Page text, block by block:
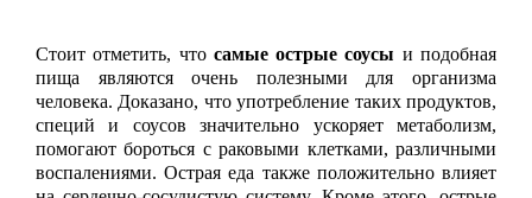
Стоит отметить, что самые острые соусы и подобная
пища являются очень полезными для организма
человека. Доказано, что употребление таких продуктов,
специй и соусов значительно ускоряет метаболизм,
помогают бороться с раковыми клетками, различными
воспалениями. Острая еда также положительно влияет